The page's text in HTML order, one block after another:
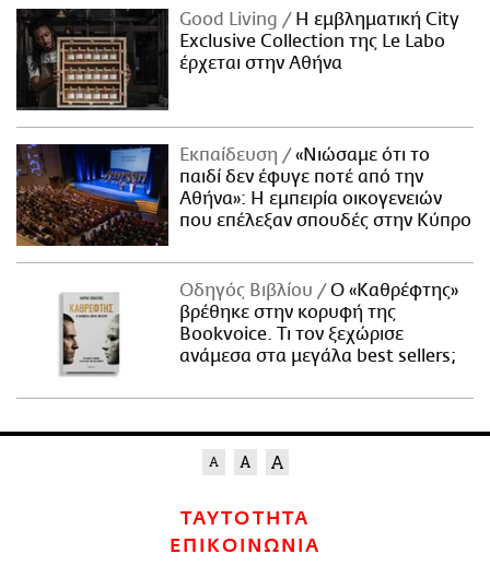
Good Living
Η εμβληματική City
Exclusive Collection της Le Labo
έρχεται στην Αθήνα
Εκπαίδευση
«Νιώσαμε ότι το
παιδί δεν έφυγε ποτέ από την
Αθήνα»: Η εμπειρία οικογενειών
που επέλεξαν σπουδές στην Κύπρο
Οδηγός Βιβλίου
Ο «Καθρέφτης»
βρέθηκε στην κορυφή της
Bookvoice. Τι τον ξεχώρισε
ανάμεσα στα μεγάλα best sellers;
ΤΑΥΤΟΤΗΤΑ
ΕΠΙΚΟΙΝΩΝΙΑ